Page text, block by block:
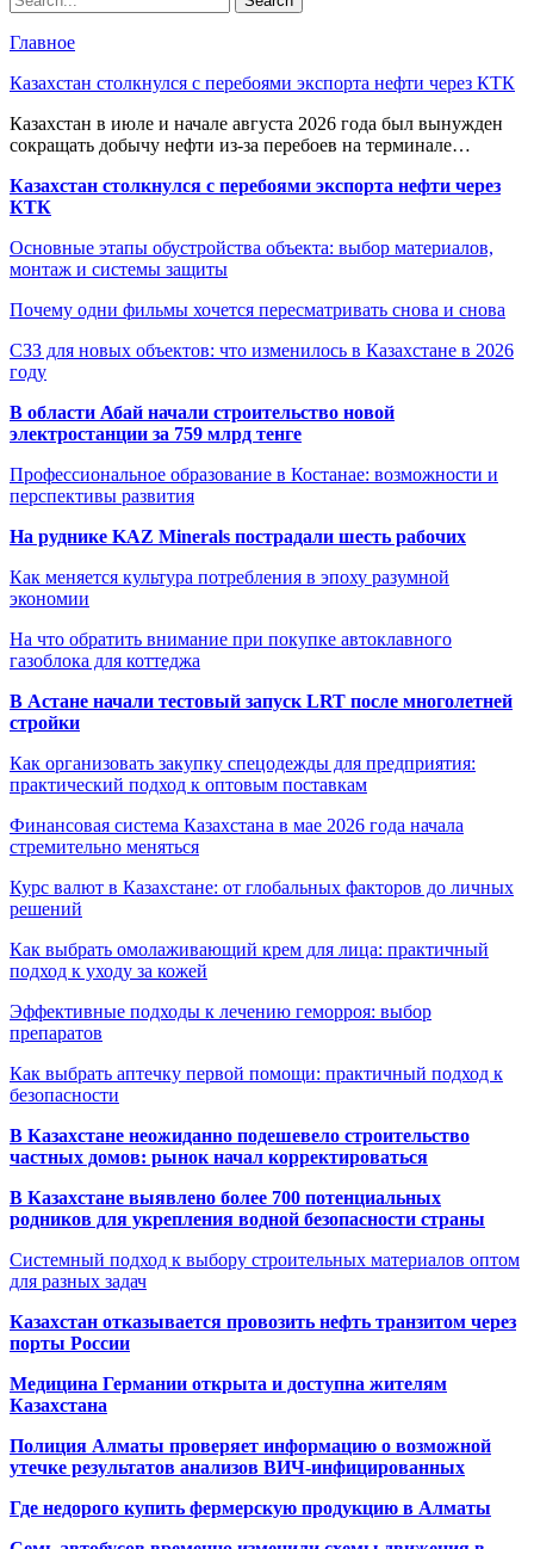
Главное
Казахстан столкнулся с перебоями экспорта нефти через КТК
Казахстан в июле и начале августа 2026 года был вынужден
сокращать добычу нефти из-за перебоев на терминале…
Казахстан столкнулся с перебоями экспорта нефти через
КТК
Основные этапы обустройства объекта: выбор материалов,
монтаж и системы защиты
Почему одни фильмы хочется пересматривать снова и снова
СЗЗ для новых объектов: что изменилось в Казахстане в 2026
году
В области Абай начали строительство новой
электростанции за 759 млрд тенге
Профессиональное образование в Костанае: возможности и
перспективы развития
На руднике KAZ Minerals пострадали шесть рабочих
Как меняется культура потребления в эпоху разумной
экономии
На что обратить внимание при покупке автоклавного
газоблока для коттеджа
В Астане начали тестовый запуск LRT после многолетней
стройки
Как организовать закупку спецодежды для предприятия:
практический подход к оптовым поставкам
Финансовая система Казахстана в мае 2026 года начала
стремительно меняться
Курс валют в Казахстане: от глобальных факторов до личных
решений
Как выбрать омолаживающий крем для лица: практичный
подход к уходу за кожей
Эффективные подходы к лечению геморроя: выбор
препаратов
Как выбрать аптечку первой помощи: практичный подход к
безопасности
В Казахстане неожиданно подешевело строительство
частных домов: рынок начал корректироваться
В Казахстане выявлено более 700 потенциальных
родников для укрепления водной безопасности страны
Системный подход к выбору строительных материалов оптом
для разных задач
Казахстан отказывается провозить нефть транзитом через
порты России
Медицина Германии открыта и доступна жителям
Казахстана
Полиция Алматы проверяет информацию о возможной
утечке результатов анализов ВИЧ-инфицированных
Где недорого купить фермерскую продукцию в Алматы